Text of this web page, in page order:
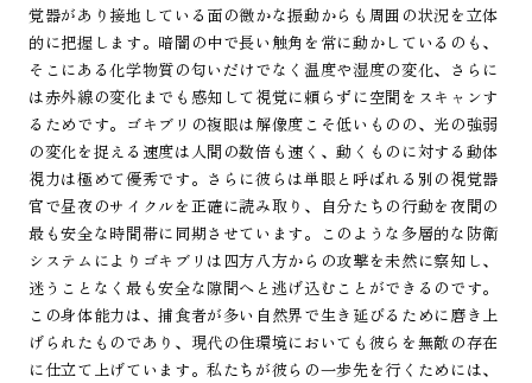
覚器があり接地している面の微かな振動からも周囲の状況を立体
的に把握します。暗闇の中で長い触角を常に動かしているのも、
そこにある化学物質の匂いだけでなく温度や湿度の変化、さらに
は赤外線の変化までも感知して視覚に頼らずに空間をスキャンす
るためです。ゴキブリの複眼は解像度こそ低いものの、光の強弱
の変化を捉える速度は人間の数倍も速く、動くものに対する動体
視力は極めて優秀です。さらに彼らは単眼と呼ばれる別の視覚器
官で昼夜のサイクルを正確に読み取り、自分たちの行動を夜間の
最も安全な時間帯に同期させています。このような多層的な防衛
システムによりゴキブリは四方八方からの攻撃を未然に察知し、
迷うことなく最も安全な隙間へと逃げ込むことができるのです。
この身体能力は、捕食者が多い自然界で生き延びるために磨き上
げられたものであり、現代の住環境においても彼らを無敵の存在
に仕立て上げています。私たちが彼らの一歩先を行くためには、